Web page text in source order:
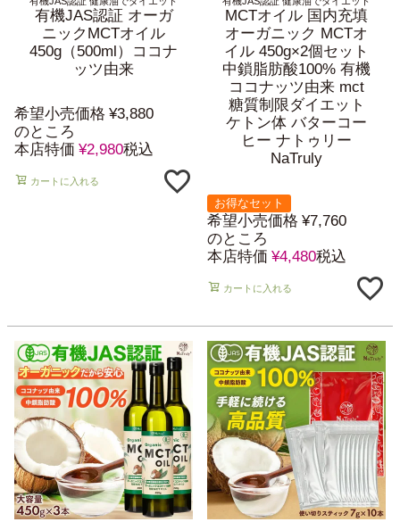
有機JAS認証 オーガ
ニックMCTオイル
450g（500ml）ココナ
ッツ由来
希望小売価格 ¥3,880
のところ
本店特価 ¥2,980税込
カートに入れる
MCTオイル 国内充填
オーガニック MCTオ
イル 450g×2個セット
中鎖脂肪酸100% 有機
ココナッツ由来 mct
糖質制限ダイエット
ケトン体 バターコー
ヒー ナトゥリー
NaTruly
お得なセット
希望小売価格 ¥7,760
のところ
本店特価 ¥4,480税込
カートに入れる